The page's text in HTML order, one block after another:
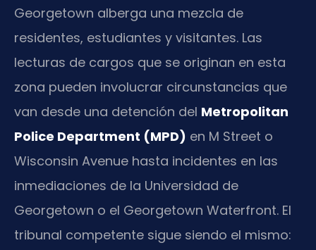
Georgetown alberga una mezcla de
residentes, estudiantes y visitantes. Las
lecturas de cargos que se originan en esta
zona pueden involucrar circunstancias que
van desde una detención del Metropolitan
Police Department (MPD) en M Street o
Wisconsin Avenue hasta incidentes en las
inmediaciones de la Universidad de
Georgetown o el Georgetown Waterfront. El
tribunal competente sigue siendo el mismo: